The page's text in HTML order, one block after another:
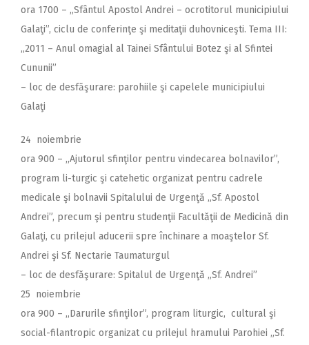
ora 1700 – ,,Sfântul Apostol Andrei – ocrotitorul municipiului
Galaţi”, ciclu de conferinţe şi meditaţii duhovniceşti. Tema III:
,,2011 – Anul omagial al Tainei Sfântului Botez şi al Sfintei
Cununii”
– loc de desfăşurare: parohiile şi capelele municipiului
Galaţi
24 noiembrie
ora 900 – ,,Ajutorul sfinţilor pentru vindecarea bolnavilor”,
program li-turgic şi catehetic organizat pentru cadrele
medicale şi bolnavii Spitalului de Urgenţă „Sf. Apostol
Andrei”, precum şi pentru studenţii Facultăţii de Medicină din
Galaţi, cu prilejul aducerii spre închinare a moaştelor Sf.
Andrei şi Sf. Nectarie Taumaturgul
– loc de desfăşurare: Spitalul de Urgenţă „Sf. Andrei”
25 noiembrie
ora 900 – ,,Darurile sfinţilor”, program liturgic, cultural şi
social-filantropic organizat cu prilejul hramului Parohiei „Sf.